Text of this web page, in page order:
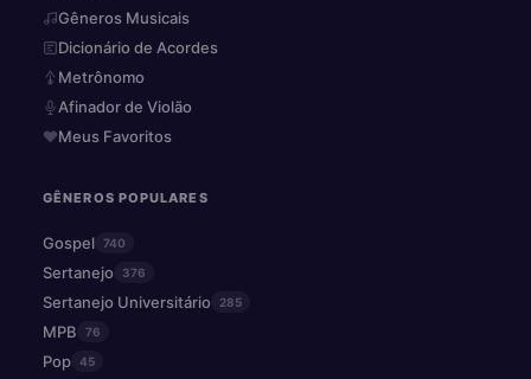
Gêneros Musicais
Dicionário de Acordes
Metrônomo
Afinador de Violão
Meus Favoritos
GÊNEROS POPULARES
Gospel 740
Sertanejo 376
Sertanejo Universitário 285
MPB 76
Pop 45